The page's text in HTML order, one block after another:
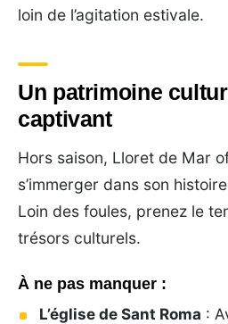
loin de l’agitation estivale.
Un patrimoine
captivant
Hors saison, Lloret de Mar
s’immerger dans son
Loin des foules, prenez le
trésors culturels.
À ne pas manquer :
L’église de Sant Roma :